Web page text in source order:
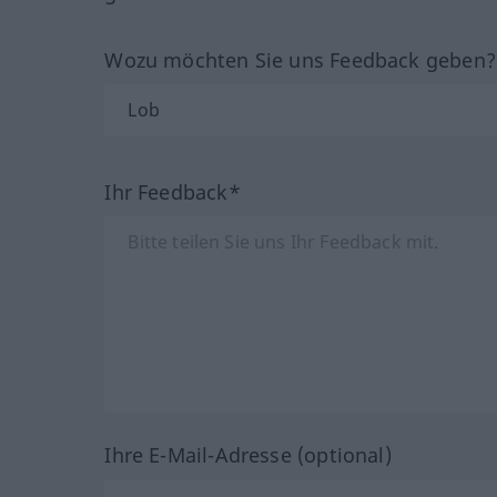
Wozu möchten Sie uns Feedback
Ihr Feedback*
Ihre E-Mail-Adresse (optional)